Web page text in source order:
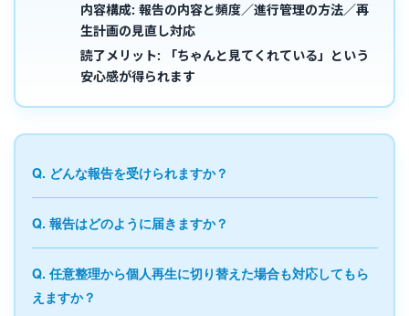
内容構成: 報告の内容と頻度／進行管理の方法／再
生計画の見直し対応
読了メリット: 「ちゃんと見てくれている」という
安心感が得られます
Q. どんな報告を受けられますか？
Q. 報告はどのように届きますか？
Q. 任意整理から個人再生に切り替えた場合も対応してもら
えますか？